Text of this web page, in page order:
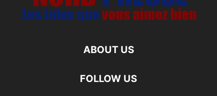
ABOUT US
FOLLOW US